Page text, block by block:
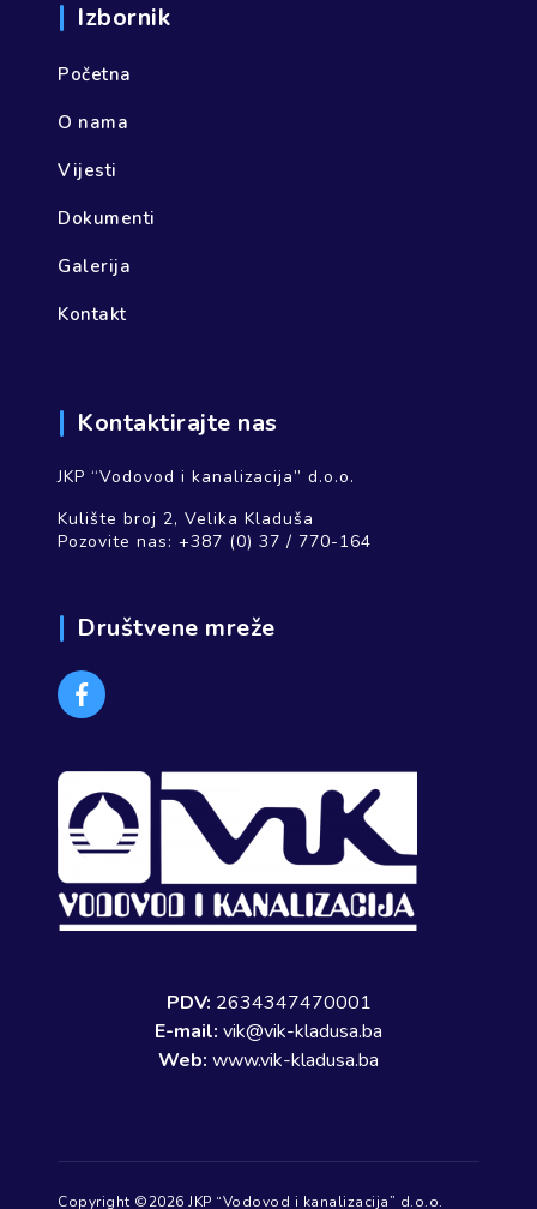
Izbornik
Početna
O nama
Vijesti
Dokumenti
Galerija
Kontakt
Kontaktirajte nas
JKP “Vodovod i kanalizacija” d.o.o.
Kulište broj 2, Velika Kladuša
Pozovite nas: +387 (0) 37 / 770-164
Društvene mreže
Facebook
PDV: 2634347470001
E-mail: vik@vik-kladusa.ba
Web: www.vik-kladusa.ba
Copyright ©2026 JKP “Vodovod i kanalizacija” d.o.o.